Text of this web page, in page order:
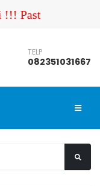
Anda
TELP
082351031667